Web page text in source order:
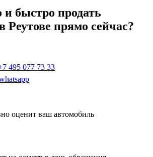
и быстро продать
Реутове прямо сейчас?
495 077 73 33
оценит ваш автомобиль